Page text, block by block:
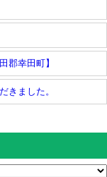
郡幸田町】
きました。